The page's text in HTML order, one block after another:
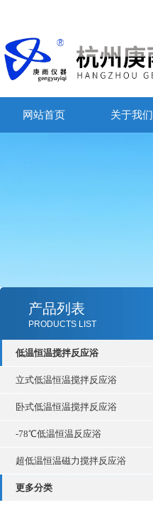
网站首页 关于我们
产品列表
PRODUCTS LIST
低温恒温搅拌反应浴
立式低温恒温搅拌反应浴
卧式低温恒温搅拌反应浴
-78℃低温恒温反应浴
超低温恒温磁力搅拌反应浴
更多分类